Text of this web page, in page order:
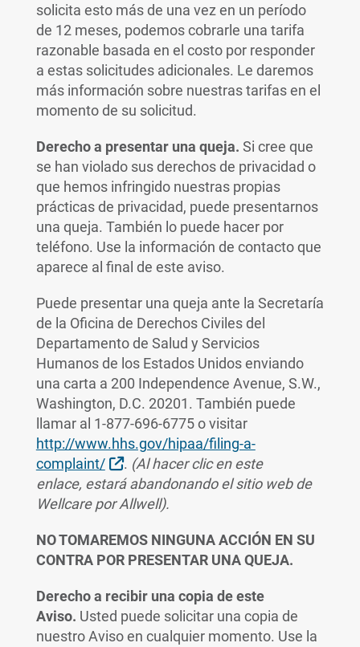
solicita esto más de una vez en un período
de 12 meses, podemos cobrarle una tarifa
razonable basada en el costo por responder
a estas solicitudes adicionales. Le daremos
más información sobre nuestras tarifas en el
momento de su solicitud.
Derecho a presentar una queja. Si cree que
se han violado sus derechos de privacidad o
que hemos infringido nuestras propias
prácticas de privacidad, puede presentarnos
una queja. También lo puede hacer por
teléfono. Use la información de contacto que
aparece al final de este aviso.
Puede presentar una queja ante la Secretaría
de la Oficina de Derechos Civiles del
Departamento de Salud y Servicios
Humanos de los Estados Unidos enviando
una carta a 200 Independence Avenue, S.W.,
Washington, D.C. 20201. También puede
llamar al 1-877-696-6775 o visitar
http://www.hhs.gov/hipaa/filing-a-
complaint/
External Link
. (Al hacer clic en este
enlace, estará abandonando el sitio web de
Wellcare por Allwell).
NO TOMAREMOS NINGUNA ACCIÓN EN SU
CONTRA POR PRESENTAR UNA QUEJA.
Derecho a recibir una copia de este
Aviso. Usted puede solicitar una copia de
nuestro Aviso en cualquier momento. Use la